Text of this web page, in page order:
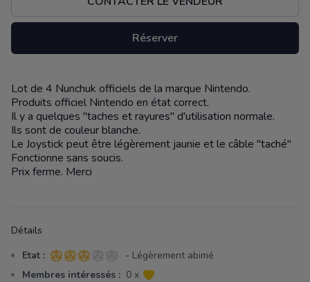
Réserver
Description
Lot de 4 Nunchuk officiels de la marque Nintendo.
Produits officiel Nintendo en état correct.
Il y a quelques "taches et rayures" d'utilisation normale.
Ils sont de couleur blanche.
Le Joystick peut être légèrement jaunie et le câble "taché"
Fonctionne sans soucis.
Prix ferme. Merci
Détails
Etat : 3 sur 5 étoiles
- Légèrement abimé
Membres intéressés : 0 x